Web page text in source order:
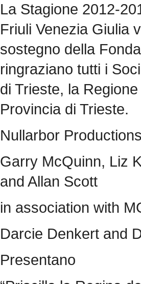
La Stagione 2012-
Friuli Venezia Giulia
sostegno della
ringraziano tutti i
di Trieste, la
Provincia di Trieste.
Nullarbor
Garry McQuinn, Liz
and Allan Scott
in association with
Darcie Denkert and
Presentano